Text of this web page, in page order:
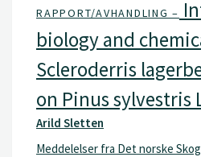
RAPPORT/AVHANDLING –
biology and
Scleroderris
on Pinus sylvestris
Arild Sletten
Meddelelser fra Det norske